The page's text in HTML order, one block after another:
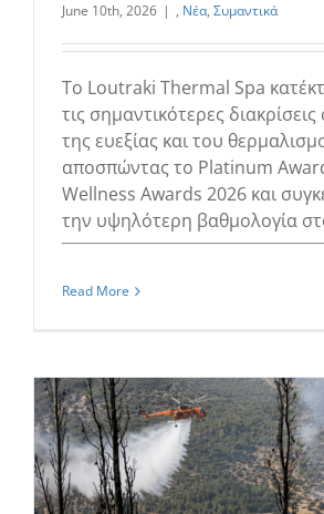
June 10th, 2026 | , Νέα, Συμαντικά
Το Loutraki Thermal Spa
τις σημαντικότερες
της ευεξίας και του
αποσπώντας το Platinum
Wellness Awards 2026 και
την υψηλότερη βαθμολογία
Read More